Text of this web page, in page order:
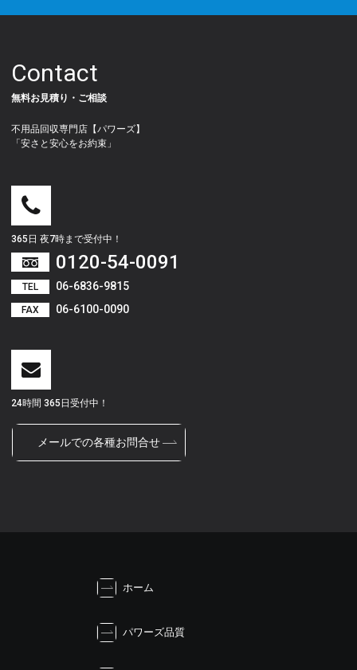
Contact
無料お見積り・ご相談
不用品回収専門店【パワーズ】
「安さと安心をお約束」
365日 夜7時まで受付中！
0120-54-0091
TEL 06-6836-9815
FAX 06-6100-0090
24時間 365日受付中！
メールでの各種お問合せ
ホーム
パワーズ品質